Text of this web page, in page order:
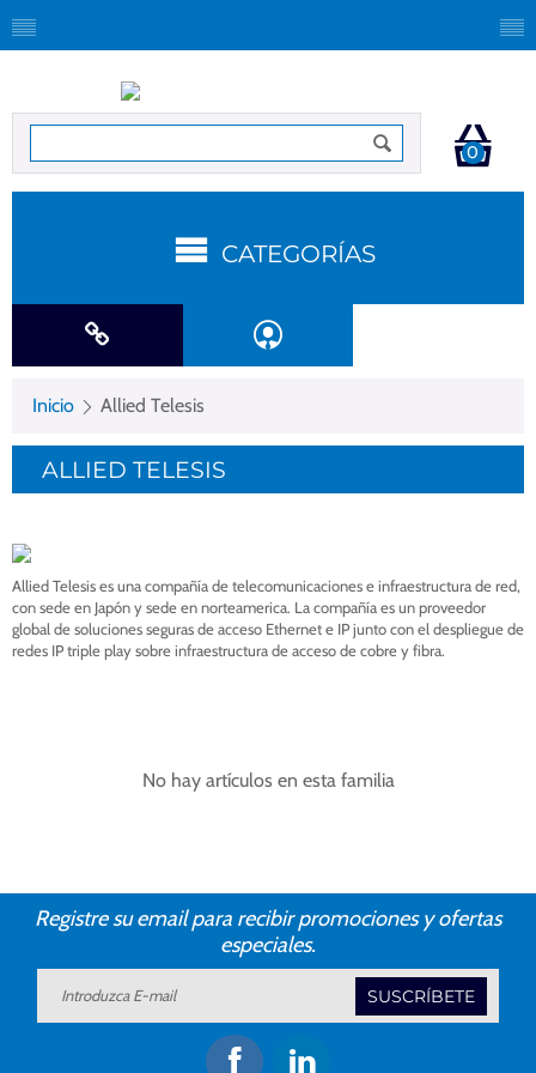
0
CATEGORÍAS
Inicio Allied Telesis
ALLIED TELESIS
Allied Telesis es una compañía de telecomunicaciones e infraestructura de red,
con sede en Japón y sede en norteamerica. La compañía es un proveedor
global de soluciones seguras de acceso Ethernet e IP junto con el despliegue de
redes IP triple play sobre infraestructura de acceso de cobre y fibra.
No hay artículos en esta familia
Registre su email para recibir promociones y ofertas
especiales.
SUSCRÍBETE